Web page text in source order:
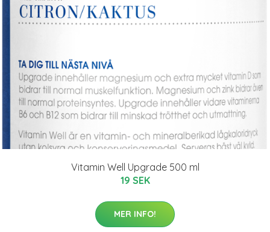
Vitamin Well Upgrade 500 ml
19 SEK
MER INFO!